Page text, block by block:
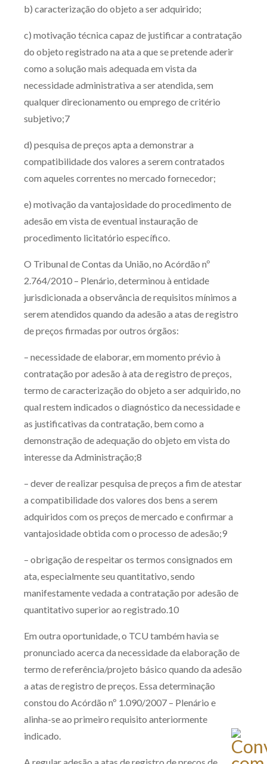
b) caracterização do objeto a ser adquirido;
c) motivação técnica capaz de justificar a contratação
do objeto registrado na ata a que se pretende aderir
como a solução mais adequada em vista da
necessidade administrativa a ser atendida, sem
qualquer direcionamento ou emprego de critério
subjetivo;7
d) pesquisa de preços apta a demonstrar a
compatibilidade dos valores a serem contratados
com aqueles correntes no mercado fornecedor;
e) motivação da vantajosidade do procedimento de
adesão em vista de eventual instauração de
procedimento licitatório específico.
O Tribunal de Contas da União, no Acórdão nº
2.764/2010 – Plenário, determinou à entidade
jurisdicionada a observância de requisitos mínimos a
serem atendidos quando da adesão a atas de registro
de preços firmadas por outros órgãos:
– necessidade de elaborar, em momento prévio à
contratação por adesão à ata de registro de preços,
termo de caracterização do objeto a ser adquirido, no
qual restem indicados o diagnóstico da necessidade e
as justificativas da contratação, bem como a
demonstração de adequação do objeto em vista do
interesse da Administração;8
– dever de realizar pesquisa de preços a fim de atestar
a compatibilidade dos valores dos bens a serem
adquiridos com os preços de mercado e confirmar a
vantajosidade obtida com o processo de adesão;9
– obrigação de respeitar os termos consignados em
ata, especialmente seu quantitativo, sendo
manifestamente vedada a contratação por adesão de
quantitativo superior ao registrado.10
Em outra oportunidade, o TCU também havia se
pronunciado acerca da necessidade da elaboração de
termo de referência/projeto básico quando da adesão
a atas de registro de preços. Essa determinação
constou do Acórdão nº 1.090/2007 – Plenário e
alinha-se ao primeiro requisito anteriormente
indicado.